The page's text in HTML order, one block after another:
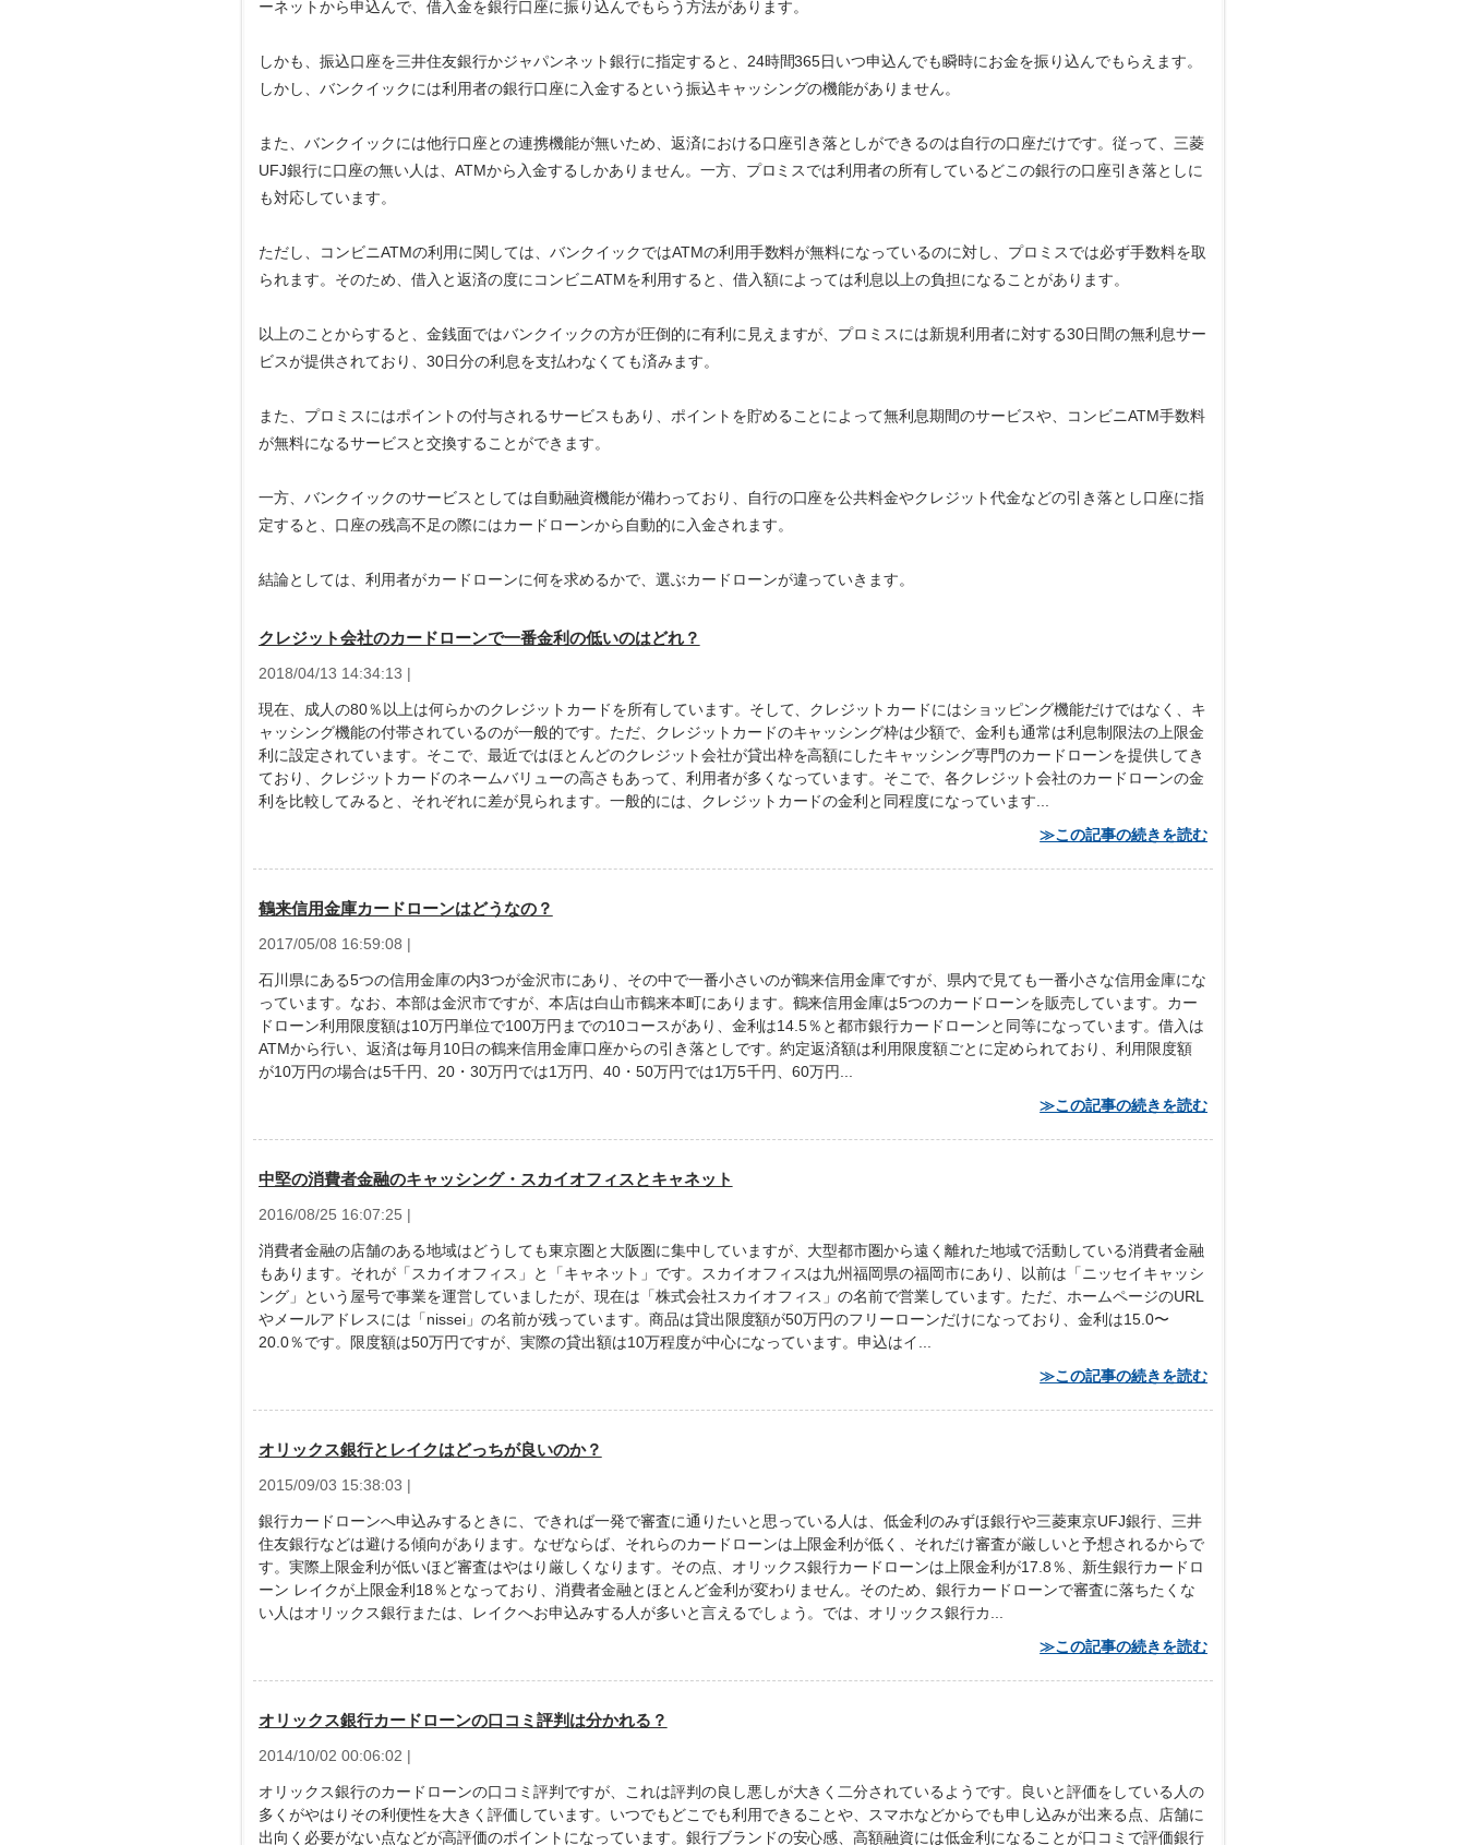
ーネットから申込んで、借入金を銀行口座に振り込んでもらう方法があります。
しかも、振込口座を三井住友銀行かジャパンネット銀行に指定すると、24時間365日いつ申込んでも瞬時にお金を振り込んでもらえます。
しかし、バンクイックには利用者の銀行口座に入金するという振込キャッシングの機能がありません。
また、バンクイックには他行口座との連携機能が無いため、返済における口座引き落としができるのは自行の口座だけです。従って、三菱
UFJ銀行に口座の無い人は、ATMから入金するしかありません。一方、プロミスでは利用者の所有しているどこの銀行の口座引き落としに
も対応しています。
ただし、コンビニATMの利用に関しては、バンクイックではATMの利用手数料が無料になっているのに対し、プロミスでは必ず手数料を取
られます。そのため、借入と返済の度にコンビニATMを利用すると、借入額によっては利息以上の負担になることがあります。
以上のことからすると、金銭面ではバンクイックの方が圧倒的に有利に見えますが、プロミスには新規利用者に対する30日間の無利息サー
ビスが提供されており、30日分の利息を支払わなくても済みます。
また、プロミスにはポイントの付与されるサービスもあり、ポイントを貯めることによって無利息期間のサービスや、コンビニATM手数料
が無料になるサービスと交換することができます。
一方、バンクイックのサービスとしては自動融資機能が備わっており、自行の口座を公共料金やクレジット代金などの引き落とし口座に指
定すると、口座の残高不足の際にはカードローンから自動的に入金されます。
結論としては、利用者がカードローンに何を求めるかで、選ぶカードローンが違っていきます。
クレジット会社のカードローンで一番金利の低いのはどれ？
2018/04/13 14:34:13 |
現在、成人の80％以上は何らかのクレジットカードを所有しています。そして、クレジットカードにはショッピング機能だけではなく、キ
ャッシング機能の付帯されているのが一般的です。ただ、クレジットカードのキャッシング枠は少額で、金利も通常は利息制限法の上限金
利に設定されています。そこで、最近ではほとんどのクレジット会社が貸出枠を高額にしたキャッシング専門のカードローンを提供してき
ており、クレジットカードのネームバリューの高さもあって、利用者が多くなっています。そこで、各クレジット会社のカードローンの金
利を比較してみると、それぞれに差が見られます。一般的には、クレジットカードの金利と同程度になっています...
≫この記事の続きを読む
鶴来信用金庫カードローンはどうなの？
2017/05/08 16:59:08 |
石川県にある5つの信用金庫の内3つが金沢市にあり、その中で一番小さいのが鶴来信用金庫ですが、県内で見ても一番小さな信用金庫にな
っています。なお、本部は金沢市ですが、本店は白山市鶴来本町にあります。鶴来信用金庫は5つのカードローンを販売しています。カー
ドローン利用限度額は10万円単位で100万円までの10コースがあり、金利は14.5％と都市銀行カードローンと同等になっています。借入は
ATMから行い、返済は毎月10日の鶴来信用金庫口座からの引き落としです。約定返済額は利用限度額ごとに定められており、利用限度額
が10万円の場合は5千円、20・30万円では1万円、40・50万円では1万5千円、60万円...
≫この記事の続きを読む
中堅の消費者金融のキャッシング・スカイオフィスとキャネット
2016/08/25 16:07:25 |
消費者金融の店舗のある地域はどうしても東京圏と大阪圏に集中していますが、大型都市圏から遠く離れた地域で活動している消費者金融
もあります。それが「スカイオフィス」と「キャネット」です。スカイオフィスは九州福岡県の福岡市にあり、以前は「ニッセイキャッシ
ング」という屋号で事業を運営していましたが、現在は「株式会社スカイオフィス」の名前で営業しています。ただ、ホームページのURL
やメールアドレスには「nissei」の名前が残っています。商品は貸出限度額が50万円のフリーローンだけになっており、金利は15.0〜
20.0％です。限度額は50万円ですが、実際の貸出額は10万程度が中心になっています。申込はイ...
≫この記事の続きを読む
オリックス銀行とレイクはどっちが良いのか？
2015/09/03 15:38:03 |
銀行カードローンへ申込みするときに、できれば一発で審査に通りたいと思っている人は、低金利のみずほ銀行や三菱東京UFJ銀行、三井
住友銀行などは避ける傾向があります。なぜならば、それらのカードローンは上限金利が低く、それだけ審査が厳しいと予想されるからで
す。実際上限金利が低いほど審査はやはり厳しくなります。その点、オリックス銀行カードローンは上限金利が17.8％、新生銀行カードロ
ーン レイクが上限金利18％となっており、消費者金融とほとんど金利が変わりません。そのため、銀行カードローンで審査に落ちたくな
い人はオリックス銀行または、レイクへお申込みする人が多いと言えるでしょう。では、オリックス銀行カ...
≫この記事の続きを読む
オリックス銀行カードローンの口コミ評判は分かれる？
2014/10/02 00:06:02 |
オリックス銀行のカードローンの口コミ評判ですが、これは評判の良し悪しが大きく二分されているようです。良いと評価をしている人の
多くがやはりその利便性を大きく評価しています。いつでもどこでも利用できることや、スマホなどからでも申し込みが出来る点、店舗に
出向く必要がない点などが高評価のポイントになっています。銀行ブランドの安心感、高額融資には低金利になることが口コミで評価銀行